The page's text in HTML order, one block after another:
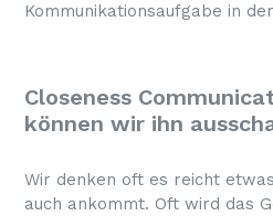
Kommunikationsaufgabe in
Closeness
können wir ihn
Wir denken oft es reicht
auch ankommt. Oft wird das